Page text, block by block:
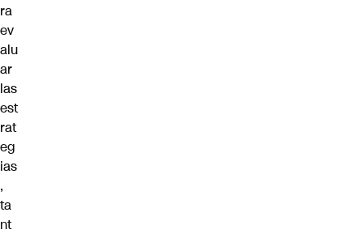
ra
ev
alu
ar
las
est
rat
eg
ias
,
ta
nt